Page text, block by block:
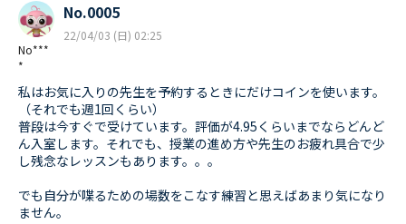
No***
*
No.0005
22/04/03 (日) 02:25
私はお気に入りの先生を予約するときにだけコインを使います。
（それでも週1回くらい）
普段は今すぐで受けています。評価が4.95くらいまでならどんど
ん入室します。それでも、授業の進め方や先生のお疲れ具合で少
し残念なレッスンもあります。。。
でも自分が喋るための場数をこなす練習と思えばあまり気になり
ません。